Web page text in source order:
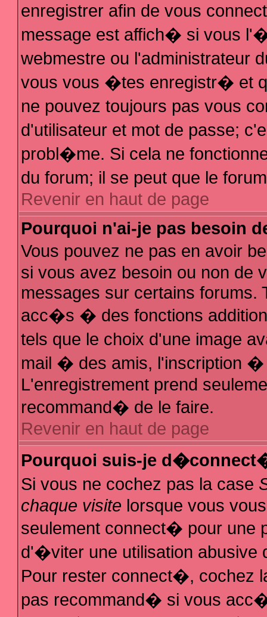
enregistrer afin de vous
message est affich� si vous
webmestre ou l'administrateur
vous vous �tes enregistr� et
ne pouvez toujours pas vous
d'utilisateur et mot de passe;
probl�me. Si cela ne
du forum; il se peut que le
Revenir en haut de page
Pourquoi n'ai-je pas besoin
Vous pouvez ne pas en avoir
si vous avez besoin ou non de
messages sur certains forums.
acc�s � des fonctions
tels que le choix d'une image
mail � des amis, l'inscription �
L'enregistrement prend
recommand� de le faire.
Revenir en haut de page
Pourquoi suis-je
Si vous ne cochez pas la case
chaque visite lorsque vous
seulement connect� pour
d'�viter une utilisation abusive
Pour rester connect�, cochez
pas recommand� si vous